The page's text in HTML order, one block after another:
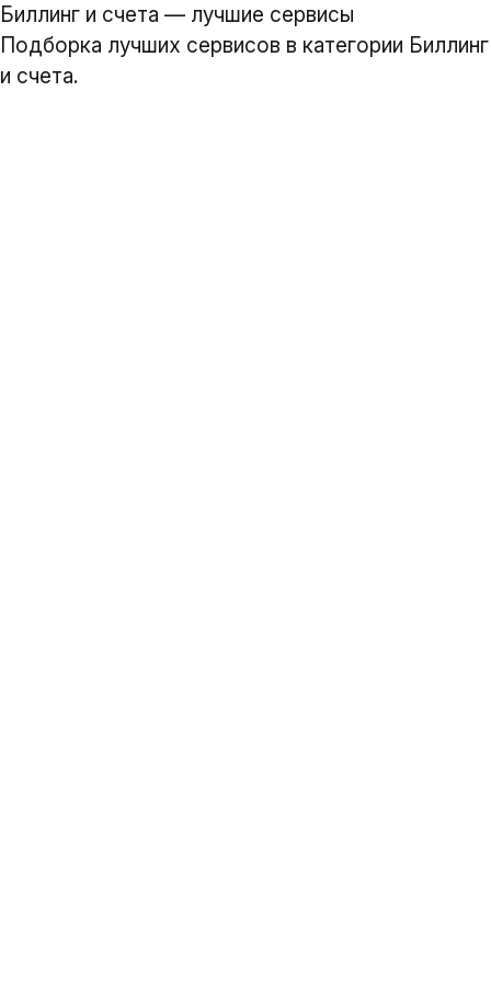
Биллинг и счета — лучшие сервисы
Подборка лучших сервисов в категории Биллинг
и счета.